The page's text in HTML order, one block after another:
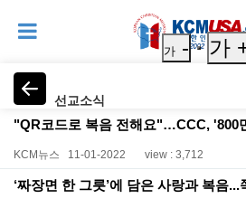
선교소식
가 - 가
"QR코드로 복음 전해요"…CCC, '800
KCM뉴스 11-01-2022 view : 3,712